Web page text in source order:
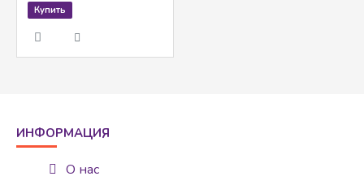
Купить
ИНФОРМАЦИЯ
О нас